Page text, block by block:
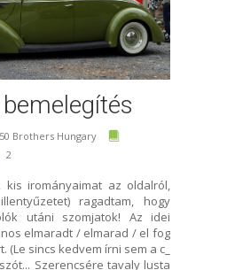
50 Brothers Hungary
2
kis irományaimat az oldalról,
ragadtam, hogy
utáni szomjatok! Az idei
elmaradt / elmarad / el fog
(Le sincs kedvem írni sem a c_
szót... Szerencsére tavaly lusta